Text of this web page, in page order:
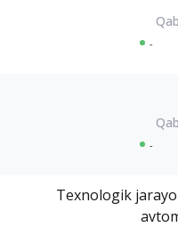
-
-
Texnologik